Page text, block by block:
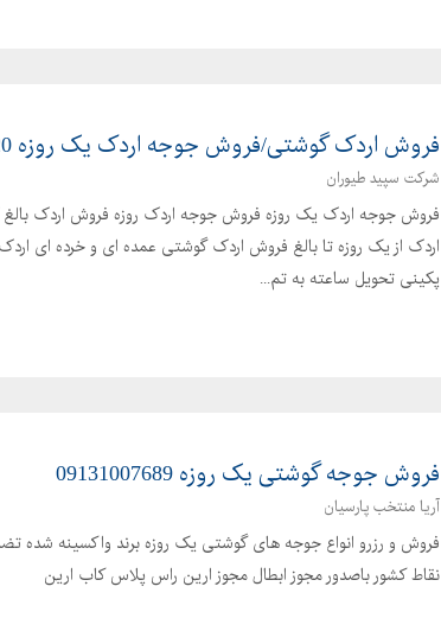
فروش اردک گوشتی/فروش جوجه اردک یک روزه 20 روزه - طیور
شرکت سپید طیوران
فروش جوجه اردک یک روزه فروش جوجه اردک روزه فروش اردک
اردک از یک روزه تا بالغ فروش اردک گوشتی عمده ای و خرده ای
پکینی تحویل ساعته به تم...
فروش جوجه گوشتی یک روزه 09131007689
آریا منتخب پارسیان
فروش و رزرو انواع جوجه های گوشتی یک روزه برند واکسینه شده
نقاط کشور باصدور مجوز ابطال مجوز ارین راس پلاس کاب ارین